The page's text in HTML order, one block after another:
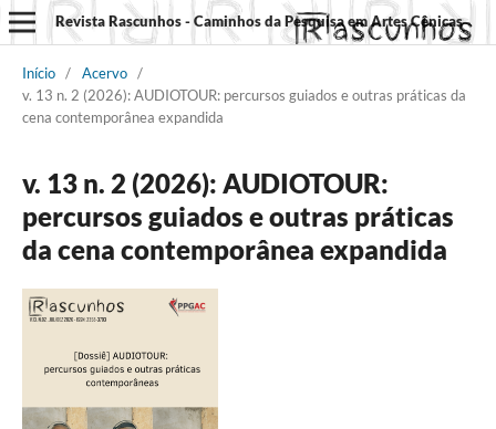
Revista Rascunhos - Caminhos da Pesquisa em Artes Cênicas
Início / Acervo /
v. 13 n. 2 (2026): AUDIOTOUR: percursos guiados e outras práticas da
cena contemporânea expandida
v. 13 n. 2 (2026): AUDIOTOUR:
percursos guiados e outras práticas
da cena contemporânea expandida